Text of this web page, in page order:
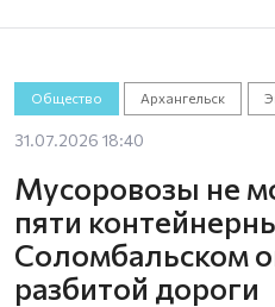
Общество Архангельск
31.07.2026 18:40
Мусоровозы не
пяти
Соломбальском
разбитой дороги